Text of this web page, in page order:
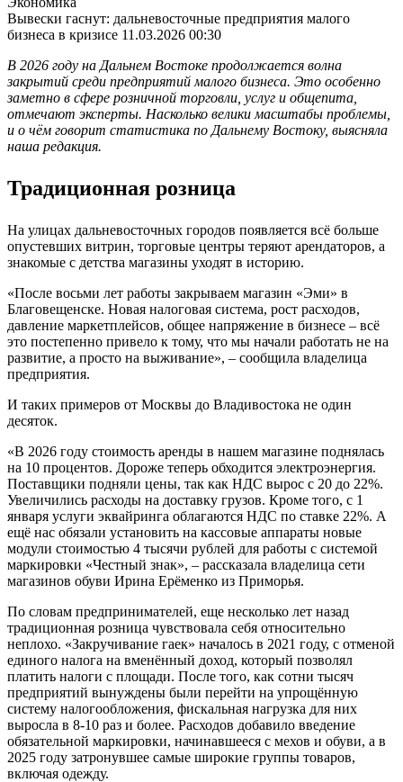
Вывески гаснут: дальневосточные предприятия малого
бизнеса в кризисе 11.03.2026 00:30
В 2026 году на Дальнем Востоке продолжается волна
закрытий среди предприятий малого бизнеса. Это особенно
заметно в сфере розничной торговли, услуг и общепита,
отмечают эксперты. Насколько велики масштабы проблемы,
и о чём говорит статистика по Дальнему Востоку, выясняла
наша редакция.
Традиционная розница
На улицах дальневосточных городов появляется всё больше
опустевших витрин, торговые центры теряют арендаторов, а
знакомые с детства магазины уходят в историю.
«После восьми лет работы закрываем магазин «Эми» в
Благовещенске. Новая налоговая система, рост расходов,
давление маркетплейсов, общее напряжение в бизнесе – всё
это постепенно привело к тому, что мы начали работать не на
развитие, а просто на выживание», – сообщила владелица
предприятия.
И таких примеров от Москвы до Владивостока не один
десяток.
«В 2026 году стоимость аренды в нашем магазине поднялась
на 10 процентов. Дороже теперь обходится электроэнергия.
Поставщики подняли цены, так как НДС вырос с 20 до 22%.
Увеличились расходы на доставку грузов. Кроме того, с 1
января услуги эквайринга облагаются НДС по ставке 22%. А
ещё нас обязали установить на кассовые аппараты новые
модули стоимостью 4 тысячи рублей для работы с системой
маркировки «Честный знак», – рассказала владелица сети
магазинов обуви Ирина Ерёменко из Приморья.
По словам предпринимателей, еще несколько лет назад
традиционная розница чувствовала себя относительно
неплохо. «Закручивание гаек» началось в 2021 году, с отменой
единого налога на вменённый доход, который позволял
платить налоги с площади. После того, как сотни тысяч
предприятий вынуждены были перейти на упрощённую
систему налогообложения, фискальная нагрузка для них
выросла в 8-10 раз и более. Расходов добавило введение
обязательной маркировки, начинавшееся с мехов и обуви, а в
2025 году затронувшее самые широкие группы товаров,
включая одежду.